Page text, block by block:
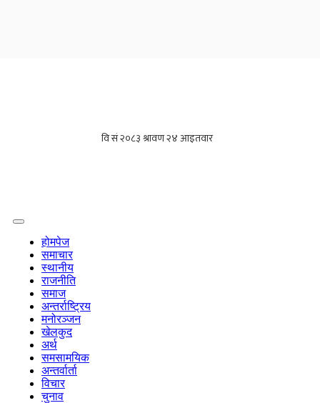
होमपेज
समाचार
स्थानीय
राजनीति
समाज
अन्तर्राष्ट्रिय
मनोरञ्जन
खेलकुद
अर्थ
समसामयिक
अन्तर्वार्ता
विचार
चुनाव